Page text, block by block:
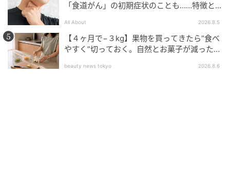
生地は「完全遮光（遮光率100％）」を達成しており、
太陽光を一切通しません。
紫外線遮蔽率（UVカット率）も100％（UPF50+）で、
「食道がん」の初期症状のことも……特徴と
All About 2026.8.5
【４ヶ月で−３kg】果物を買ってきたら“食べ
やすく”切っておく。自然とお菓子が減った新
beauty news tokyo 2026.8.6